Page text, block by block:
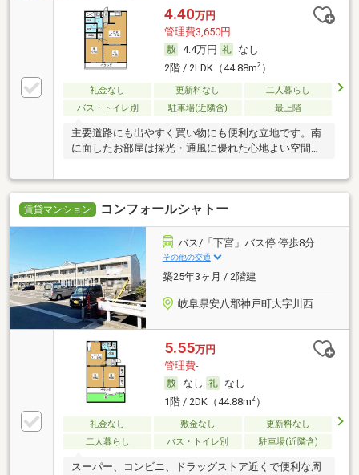
4.40万円
管理費3,650円
4.4万円
なし
2階 / 2LDK（44.88m2）
礼金なし 更新料なし
二人暮らし
バス・トイレ別
駐車場(近隣含) 最上階
主要道路にも出やすく買い物にも便利な立地です。南
に面したお部屋は採光・通風に優れた心地よい空間で
賃貸マンション コンフォールシャトー
バス/「下宮」バス停 停歩8分
その他の交通
築25年3ヶ月 / 2階建
岐阜県安八郡神戸町大字川西
5.55万円
管理費-
なし
なし
1階 / 2DK（44.88m2）
礼金なし 敷金なし
更新料なし
二人暮らし
バス・トイレ別 駐車場(近隣含)
スーパー、コンビニ、ドラッグストア近くで便利な周